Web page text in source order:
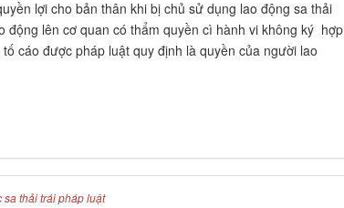
lợi cho bản thân khi bị chủ sử dụng lao động sa thải
lên cơ quan có thẩm quyền cì hành vi không ký hợp
cáo được pháp luật quy định là quyền của người lao
sa thải trái pháp luật